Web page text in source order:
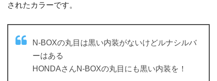
されたカラーです。
N-BOXの丸目は黒い内装がないけどルナシルバ
ーはある
HONDAさんN-BOXの丸目にも黒い内装を！